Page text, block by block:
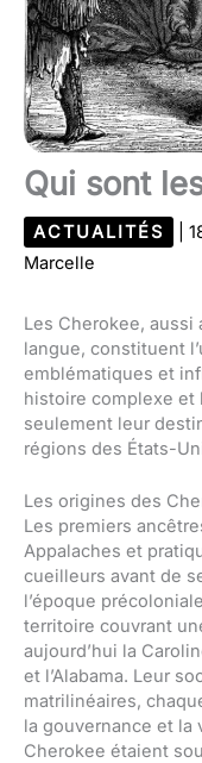
Qui sont
ACTUALITÉS
Marcelle
Les Cherokee, aussi
langue, constituent
emblématiques et
histoire complexe et
seulement leur
régions des États-
Les origines des
Les premiers
Appalaches et
cueilleurs avant de
l’époque
territoire couvrant
aujourd’hui la
et l’Alabama. Leur
matrilinéaires,
la gouvernance et la
Cherokee étaient